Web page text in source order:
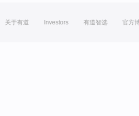
关于有道 Investors 有道智选 官方